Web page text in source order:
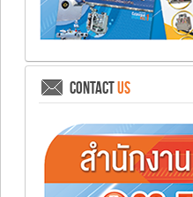
CONTACTUS